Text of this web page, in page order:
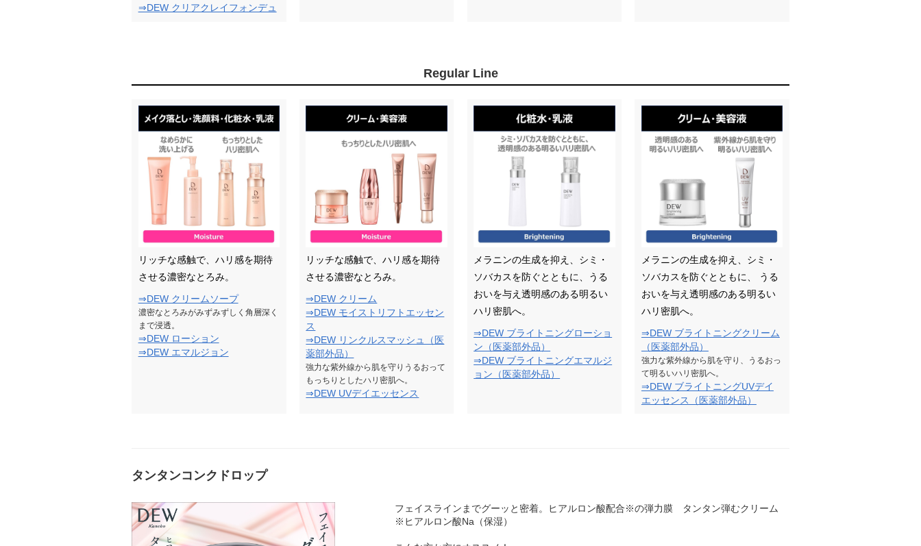
⇒DEW クリアクレイフォンデュ
Regular Line
リッチな感触で、ハリ感を期待
させる濃密なとろみ。
⇒DEW クリームソープ
濃密なとろみがみずみずしく角層深く
まで浸透。
⇒DEW ローション
⇒DEW エマルジョン
リッチな感触で、ハリ感を期待
させる濃密なとろみ。
⇒DEW クリーム
⇒DEW モイストリフトエッセン
ス
⇒DEW リンクルスマッシュ（医
薬部外品）
強力な紫外線から肌を守りうるおって
もっちりとしたハリ密肌へ。
⇒DEW UVデイエッセンス
メラニンの生成を抑え、シミ・
ソバカスを防ぐとともに、うる
おいを与え透明感のある明るい
ハリ密肌へ。
⇒DEW ブライトニングローショ
ン（医薬部外品）
⇒DEW ブライトニングエマルジ
ョン（医薬部外品）
メラニンの生成を抑え、シミ・
ソバカスを防ぐとともに、 うる
おいを与え透明感のある明るい
ハリ密肌へ。
⇒DEW ブライトニングクリーム
（医薬部外品）
強力な紫外線から肌を守り、うるおっ
て明るいハリ密肌へ。
⇒DEW ブライトニングUVデイ
エッセンス（医薬部外品）
タンタンコンクドロップ
フェイスラインまでグーッと密着。ヒアルロン酸配合※の弾力膜 タンタン弾むクリーム
※ヒアルロン酸Na（保湿）